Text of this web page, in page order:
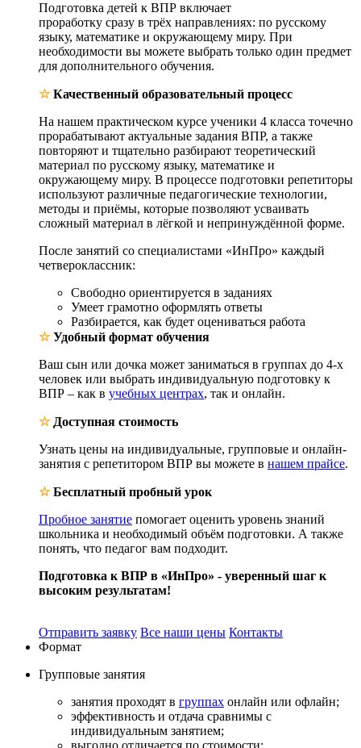
Подготовка детей к ВПР включает
проработку сразу в трёх направлениях: по русскому
языку, математике и окружающему миру. При
необходимости вы можете выбрать только один предмет
для дополнительного обучения.
☆Качественный образовательный процесс
На нашем практическом курсе ученики 4 класса точечно
прорабатывают актуальные задания ВПР, а также
повторяют и тщательно разбирают теоретический
материал по русскому языку, математике и
окружающему миру. В процессе подготовки репетиторы
используют различные педагогические технологии,
методы и приёмы, которые позволяют усваивать
сложный материал в лёгкой и непринуждённой форме.
После занятий со специалистами «ИнПро» каждый
четвероклассник:
Свободно ориентируется в заданиях
Умеет грамотно оформлять ответы
Разбирается, как будет оцениваться работа
☆Удобный формат обучения
Ваш сын или дочка может заниматься в группах до 4-х
человек или выбрать индивидуальную подготовку к
ВПР – как в учебных центрах, так и онлайн.
☆Доступная стоимость
Узнать цены на индивидуальные, групповые и онлайн-
занятия с репетитором ВПР вы можете в нашем прайсе.
☆Бесплатный пробный урок
Пробное занятие помогает оценить уровень знаний
школьника и необходимый объём подготовки. А также
понять, что педагог вам подходит.
Подготовка к ВПР в «ИнПро» - уверенный шаг к
высоким результатам!
Отправить заявку Все наши цены Контакты
Формат
Групповые занятия
занятия проходят в группах онлайн или офлайн;
эффективность и отдача сравнимы с
индивидуальным занятием;